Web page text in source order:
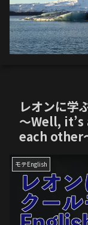
レオンに
〜Well,
each other
モテEnglish